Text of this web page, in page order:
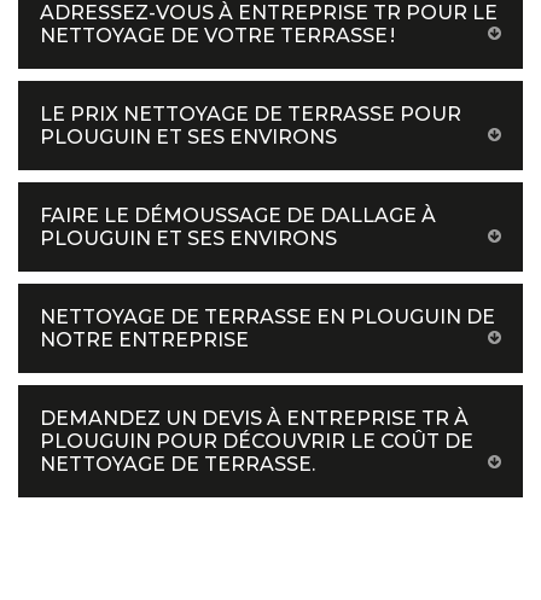
ADRESSEZ-VOUS À ENTREPRISE TR POUR LE
NETTOYAGE DE VOTRE TERRASSE !
LE PRIX NETTOYAGE DE TERRASSE POUR
PLOUGUIN ET SES ENVIRONS
FAIRE LE DÉMOUSSAGE DE DALLAGE À
PLOUGUIN ET SES ENVIRONS
NETTOYAGE DE TERRASSE EN PLOUGUIN DE
NOTRE ENTREPRISE
DEMANDEZ UN DEVIS À ENTREPRISE TR À
PLOUGUIN POUR DÉCOUVRIR LE COÛT DE
NETTOYAGE DE TERRASSE.